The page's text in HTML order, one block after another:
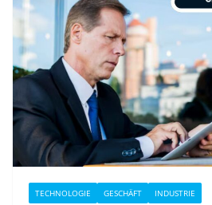
TECHNOLOGIE GESCHÄFT INDUSTRIE